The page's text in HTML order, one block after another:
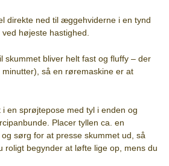
direkte ned til æggehviderne i en tynd
højeste hastighed.
skummet bliver helt fast og fluffy – der
så en røremaskine er at
en sprøjtepose med tyl i enden og
Placer tyllen ca. en
sørg for at presse skummet ud, så
roligt begynder at løfte lige op, mens du